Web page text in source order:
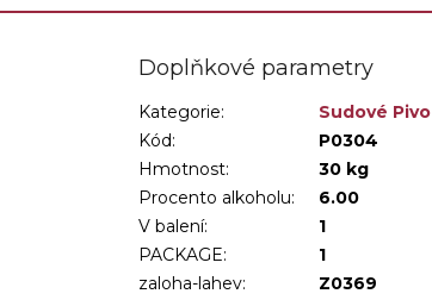
Doplňkové parametry
Kategorie:
Sudové Pivo
Kód:
P0304
Hmotnost:
30 kg
Procento alkoholu:
6.00
V balení:
1
PACKAGE:
1
zaloha-lahev:
Z0369